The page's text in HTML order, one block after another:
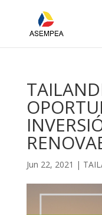
Jun 22, 2021 |